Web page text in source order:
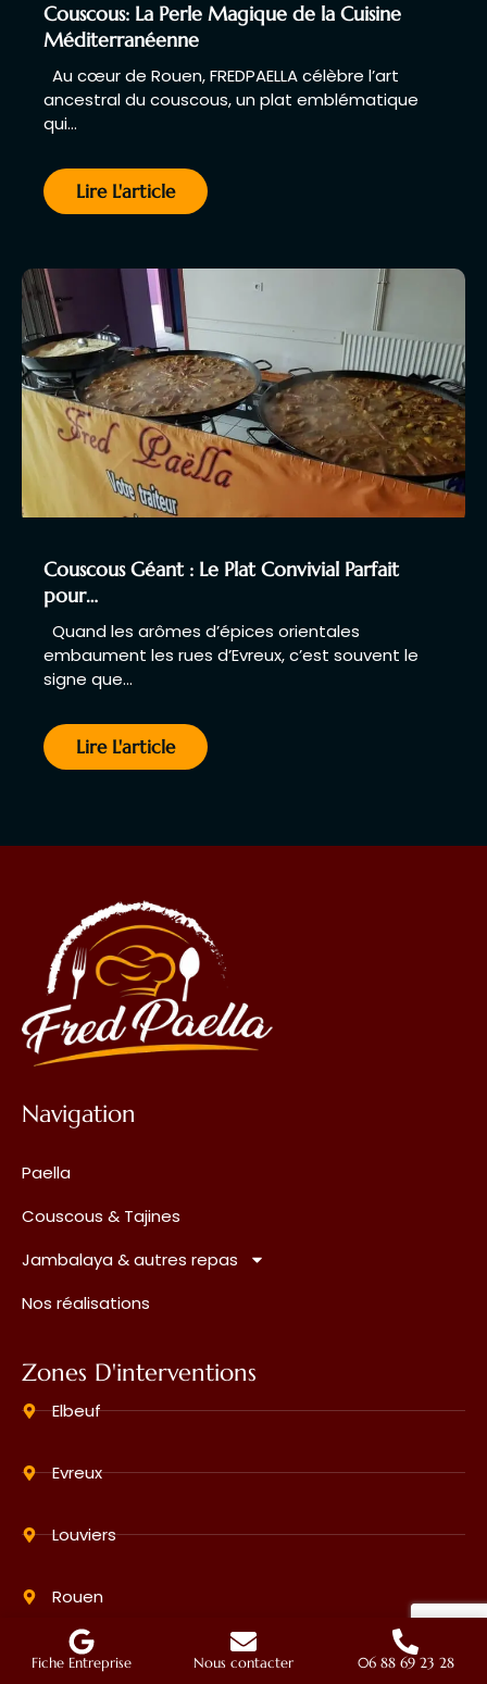
Fiche Entreprise Nous contacter 06 88 69 23 28
Couscous: La Perle Magique de la Cuisine
Méditerranéenne
Au cœur de Rouen, FREDPAELLA célèbre l’art
ancestral du couscous, un plat emblématique
qui…
Lire L'article
Couscous Géant : Le Plat Convivial Parfait
pour…
Quand les arômes d’épices orientales
embaument les rues d’Evreux, c’est souvent le
signe que…
Lire L'article
Informations
Zones D'interventions
Elbeuf
Evreux
Louviers
Rouen
Navigation
Paella
Couscous & Tajines
Jambalaya & autres repas
Nos réalisations